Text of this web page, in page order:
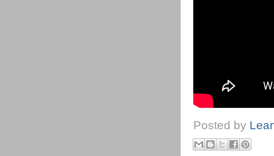
Posted by